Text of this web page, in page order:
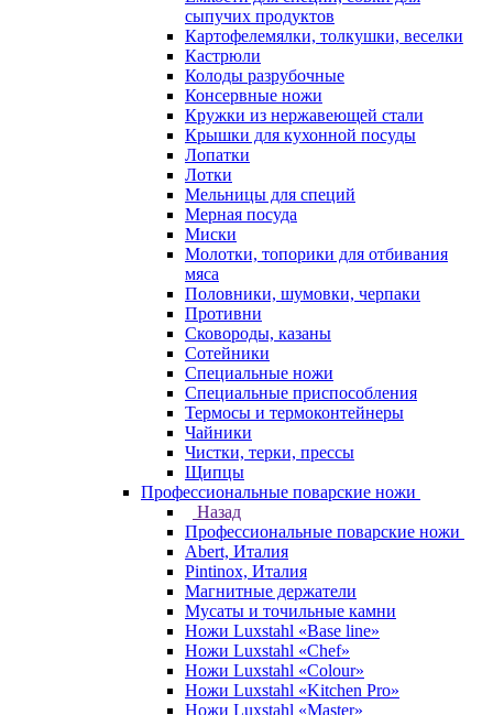
сыпучих продуктов
Картофелемялки, толкушки, веселки
Кастрюли
Колоды разрубочные
Консервные ножи
Кружки из нержавеющей стали
Крышки для кухонной посуды
Лопатки
Лотки
Мельницы для специй
Мерная посуда
Миски
Молотки, топорики для отбивания
мяса
Половники, шумовки, черпаки
Противни
Сковороды, казаны
Сотейники
Специальные ножи
Специальные приспособления
Термосы и термоконтейнеры
Чайники
Чистки, терки, прессы
Щипцы
Профессиональные поварские ножи
Назад
Профессиональные поварские ножи
Abert, Италия
Pintinox, Италия
Магнитные держатели
Мусаты и точильные камни
Ножи Luxstahl «Base line»
Ножи Luxstahl «Chef»
Ножи Luxstahl «Colour»
Ножи Luxstahl «Kitchen Pro»
Ножи Luxstahl «Master»